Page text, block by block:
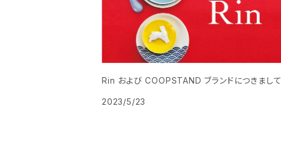
Rin および COOPSTAND ブランドにつきまして
2023/5/23